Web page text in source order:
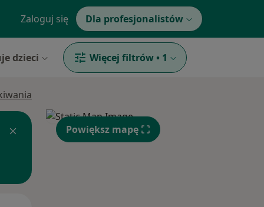
Zaloguj się Dla profesjonalistów
dzieci Więcej filtrów • 1
Powiększ mapę